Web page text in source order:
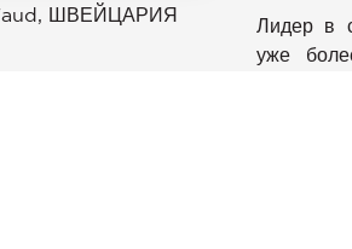
ШВЕЙЦАРИЯ
Лидер в
уже
параметры